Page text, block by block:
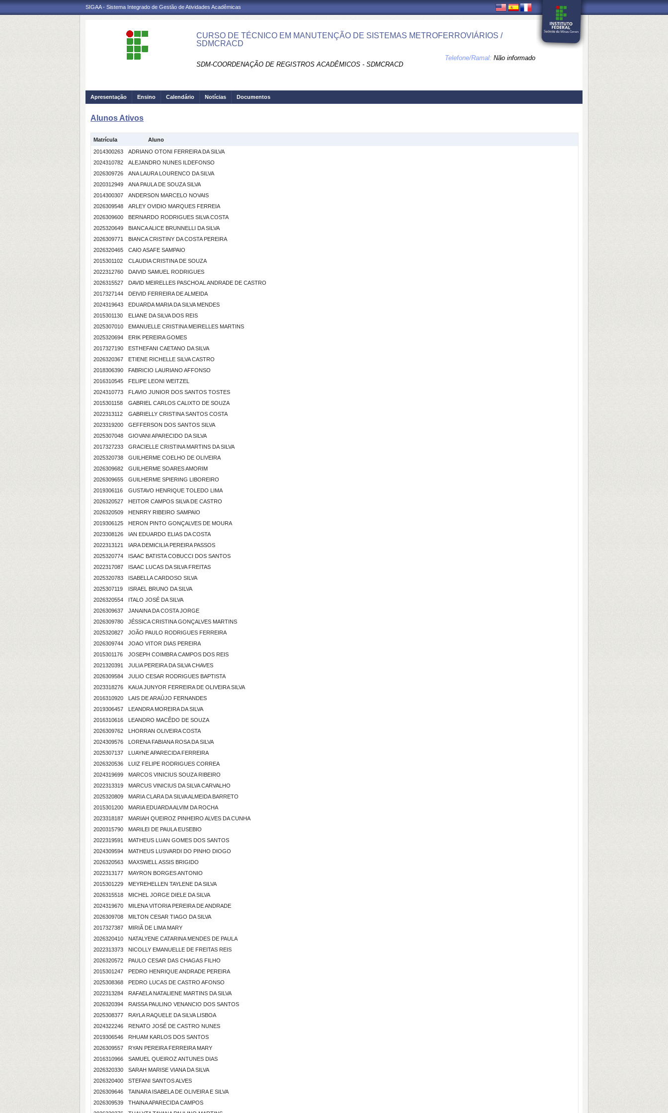
SIGAA - Sistema Integrado de Gestão de Atividades Acadêmicas
CURSO DE TÉCNICO EM MANUTENÇÃO DE SISTEMAS METROFERROVIÁRIOS /
SDMCRACD
SDM-COORDENAÇÃO DE REGISTROS ACADÊMICOS - SDMCRACD
Telefone/Ramal: Não informado
Apresentação Ensino Calendário Notícias Documentos
Alunos Ativos
Matrícula
Aluno
2014300263
ADRIANO OTONI FERREIRA DA SILVA
2024310782
ALEJANDRO NUNES ILDEFONSO
2026309726
ANA LAURA LOURENCO DA SILVA
2020312949
ANA PAULA DE SOUZA SILVA
2014300307
ANDERSON MARCELO NOVAIS
2026309548
ARLEY OVIDIO MARQUES FERREIA
2026309600
BERNARDO RODRIGUES SILVA COSTA
2025320649
BIANCA ALICE BRUNNELLI DA SILVA
2026309771
BIANCA CRISTINY DA COSTA PEREIRA
2026320465
CAIO ASAFE SAMPAIO
2015301102
CLAUDIA CRISTINA DE SOUZA
2022312760
DAIVID SAMUEL RODRIGUES
2026315527
DAVID MEIRELLES PASCHOAL ANDRADE DE CASTRO
2017327144
DEIVID FERREIRA DE ALMEIDA
2024319643
EDUARDA MARIA DA SILVA MENDES
2015301130
ELIANE DA SILVA DOS REIS
2025307010
EMANUELLE CRISTINA MEIRELLES MARTINS
2025320694
ERIK PEREIRA GOMES
2017327190
ESTHEFANI CAETANO DA SILVA
2026320367
ETIENE RICHELLE SILVA CASTRO
2018306390
FABRICIO LAURIANO AFFONSO
2016310545
FELIPE LEONI WEITZEL
2024310773
FLAVIO JUNIOR DOS SANTOS TOSTES
2015301158
GABRIEL CARLOS CALIXTO DE SOUZA
2022313112
GABRIELLY CRISTINA SANTOS COSTA
2023319200
GEFFERSON DOS SANTOS SILVA
2025307048
GIOVANI APARECIDO DA SILVA
2017327233
GRACIELLE CRISTINA MARTINS DA SILVA
2025320738
GUILHERME COELHO DE OLIVEIRA
2026309682
GUILHERME SOARES AMORIM
2026309655
GUILHERME SPIERING LIBOREIRO
2019306116
GUSTAVO HENRIQUE TOLEDO LIMA
2026320527
HEITOR CAMPOS SILVA DE CASTRO
2026320509
HENRRY RIBEIRO SAMPAIO
2019306125
HERON PINTO GONÇALVES DE MOURA
2023308126
IAN EDUARDO ELIAS DA COSTA
2022313121
IARA DEMICILIA PEREIRA PASSOS
2025320774
ISAAC BATISTA COBUCCI DOS SANTOS
2022317087
ISAAC LUCAS DA SILVA FREITAS
2025320783
ISABELLA CARDOSO SILVA
2025307119
ISRAEL BRUNO DA SILVA
2026320554
ITALO JOSÉ DA SILVA
2026309637
JANAINA DA COSTA JORGE
2026309780
JÉSSICA CRISTINA GONÇALVES MARTINS
2025320827
JOÃO PAULO RODRIGUES FERREIRA
2026309744
JOAO VITOR DIAS PEREIRA
2015301176
JOSEPH COIMBRA CAMPOS DOS REIS
2021320391
JULIA PEREIRA DA SILVA CHAVES
2026309584
JULIO CESAR RODRIGUES BAPTISTA
2023318276
KAUA JUNYOR FERREIRA DE OLIVEIRA SILVA
2016310920
LAIS DE ARAÚJO FERNANDES
2019306457
LEANDRA MOREIRA DA SILVA
2016310616
LEANDRO MACÊDO DE SOUZA
2026309762
LHORRAN OLIVEIRA COSTA
2024309576
LORENA FABIANA ROSA DA SILVA
2025307137
LUAYNE APARECIDA FERREIRA
2026320536
LUIZ FELIPE RODRIGUES CORREA
2024319699
MARCOS VINICIUS SOUZA RIBEIRO
2022313319
MARCUS VINICIUS DA SILVA CARVALHO
2025320809
MARIA CLARA DA SILVA ALMEIDA BARRETO
2015301200
MARIA EDUARDA ALVIM DA ROCHA
2023318187
MARIAH QUEIROZ PINHEIRO ALVES DA CUNHA
2020315790
MARILEI DE PAULA EUSEBIO
2022319591
MATHEUS LUAN GOMES DOS SANTOS
2024309594
MATHEUS LUSVARDI DO PINHO DIOGO
2026320563
MAXSWELL ASSIS BRIGIDO
2022313177
MAYRON BORGES ANTONIO
2015301229
MEYREHELLEN TAYLENE DA SILVA
2026315518
MICHEL JORGE DIELE DA SILVA
2024319670
MILENA VITORIA PEREIRA DE ANDRADE
2026309708
MILTON CESAR TIAGO DA SILVA
2017327387
MIRIÃ DE LIMA MARY
2026320410
NATALYENE CATARINA MENDES DE PAULA
2022313373
NICOLLY EMANUELLE DE FREITAS REIS
2026320572
PAULO CESAR DAS CHAGAS FILHO
2015301247
PEDRO HENRIQUE ANDRADE PEREIRA
2025308368
PEDRO LUCAS DE CASTRO AFONSO
2022313284
RAFAELA NATALIENE MARTINS DA SILVA
2026320394
RAISSA PAULINO VENANCIO DOS SANTOS
2025308377
RAYLA RAQUELE DA SILVA LISBOA
2024322246
RENATO JOSÉ DE CASTRO NUNES
2019306546
RHUAM KARLOS DOS SANTOS
2026309557
RYAN PEREIRA FERREIRA MARY
2016310966
SAMUEL QUEIROZ ANTUNES DIAS
2026320330
SARAH MARISE VIANA DA SILVA
2026320400
STEFANI SANTOS ALVES
2026309646
TAINARA ISABELA DE OLIVEIRA E SILVA
2026309539
THAINA APARECIDA CAMPOS